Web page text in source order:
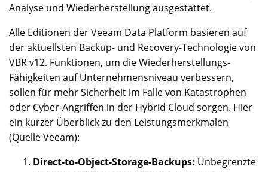
Analyse und Wiederherstellung ausgestattet.
Alle Editionen der Veeam Data Platform basieren auf
der aktuellsten Backup- und Recovery-Technologie von
VBR v12. Funktionen, um die Wiederherstellungs-
Fähigkeiten auf Unternehmensniveau verbessern,
sollen für mehr Sicherheit im Falle von Katastrophen
oder Cyber-Angriffen in der Hybrid Cloud sorgen. Hier
ein kurzer Überblick zu den Leistungsmerkmalen
(Quelle Veeam):
Direct-to-Object-Storage-Backups: Unbegrenzte